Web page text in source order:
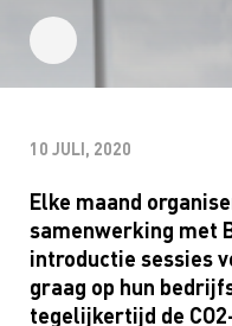
10 JULI, 2020
Elke maand
samenwerking met
introductie sessies
graag op hun
tegelijkertijd de